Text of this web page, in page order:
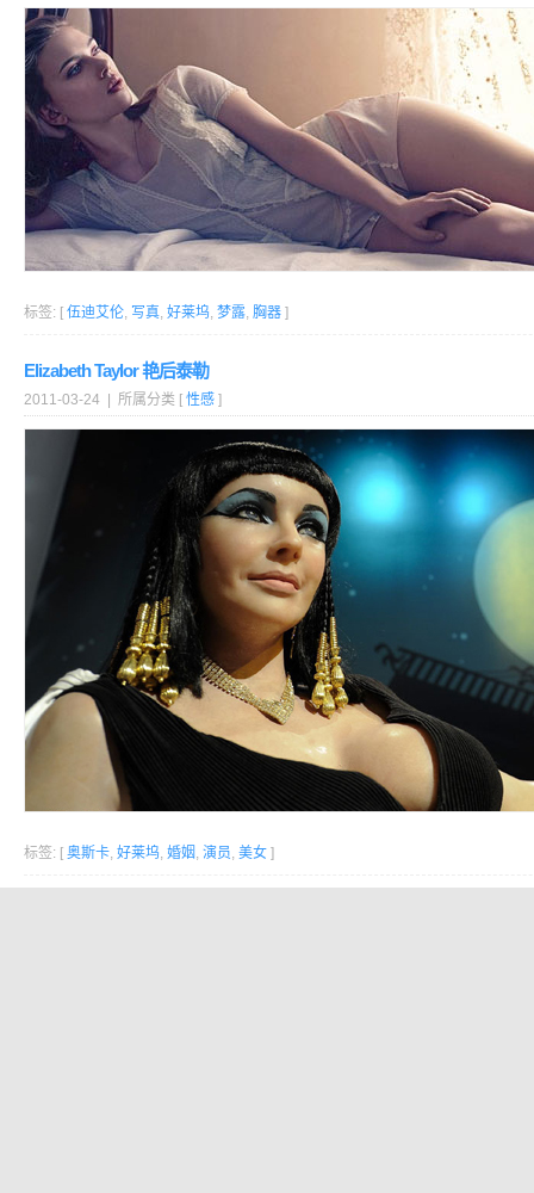
标签: [ 伍迪艾伦, 写真, 好莱坞, 梦露, 胸器 ]
Elizabeth Taylor 艳后泰勒
2011-03-24 | 所属分类 [ 性感 ]
标签: [ 奥斯卡, 好莱坞, 婚姻, 演员, 美女 ]